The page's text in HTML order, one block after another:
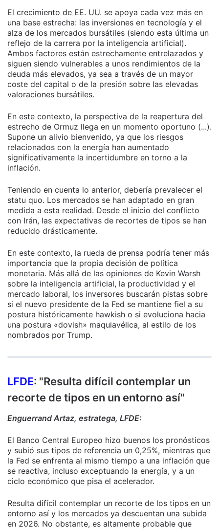
El crecimiento de EE. UU. se apoya cada vez más en
una base estrecha: las inversiones en tecnología y el
alza de los mercados bursátiles (siendo esta última un
reflejo de la carrera por la inteligencia artificial).
Ambos factores están estrechamente entrelazados y
siguen siendo vulnerables a unos rendimientos de la
deuda más elevados, ya sea a través de un mayor
coste del capital o de la presión sobre las elevadas
valoraciones bursátiles.
En este contexto, la perspectiva de la reapertura del
estrecho de Ormuz llega en un momento oportuno (...).
Supone un alivio bienvenido, ya que los riesgos
relacionados con la energía han aumentado
significativamente la incertidumbre en torno a la
inflación.
Teniendo en cuenta lo anterior, debería prevalecer el
statu quo. Los mercados se han adaptado en gran
medida a esta realidad. Desde el inicio del conflicto
con Irán, las expectativas de recortes de tipos se han
reducido drásticamente.
En este contexto, la rueda de prensa podría tener más
importancia que la propia decisión de política
monetaria. Más allá de las opiniones de Kevin Warsh
sobre la inteligencia artificial, la productividad y el
mercado laboral, los inversores buscarán pistas sobre
si el nuevo presidente de la Fed se mantiene fiel a su
postura históricamente hawkish o si evoluciona hacia
una postura «dovish» maquiavélica, al estilo de los
nombrados por Trump.
LFDE: "Resulta difícil contemplar un
recorte de tipos en un entorno así"
Enguerrand Artaz, estratega, LFDE:
El Banco Central Europeo hizo buenos los pronósticos
y subió sus tipos de referencia un 0,25%, mientras que
la Fed se enfrenta al mismo tiempo a una inflación que
se reactiva, incluso exceptuando la energía, y a un
ciclo económico que pisa el acelerador.
Resulta difícil contemplar un recorte de los tipos en un
entorno así y los mercados ya descuentan una subida
en 2026. No obstante, es altamente probable que